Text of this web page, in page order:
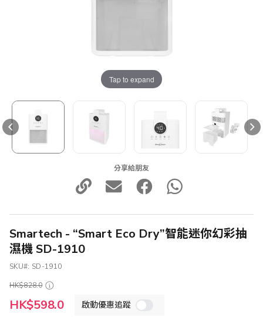
Tap to expand
分享給朋友
Smartech - “Smart Eco Dry”智能迷你幻彩抽
濕機 SD-1910
SKU
SD-1910
HK$828.0
特
殊
HK$598.0 啟動優惠追蹤